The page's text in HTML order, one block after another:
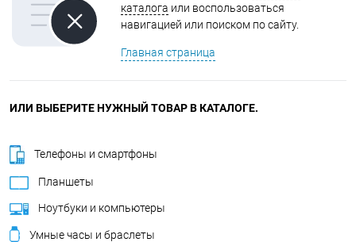
каталога или воспользоваться
навигацией или поиском по сайту.
Главная страница
ИЛИ ВЫБЕРИТЕ НУЖНЫЙ ТОВАР В КАТАЛОГЕ.
Телефоны и смартфоны
Планшеты
Ноутбуки и компьютеры
Умные часы и браслеты